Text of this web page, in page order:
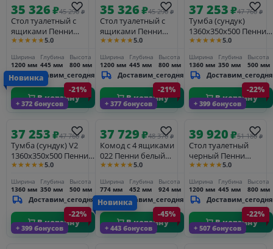
35 326₽45 290 ₽
Стол туалетный с
ящиками Пенни
белый кварц/антик 24
★★★★★5.0
Ширина
1200 мм
Глубина
445 мм
Высота
800 мм
Доставим_сегодня
В корзину
35 326₽45 290 ₽
Стол туалетный с
ящиками Пенни
серый жемчуг/антик
★★★★★5.0
Ширина
1200 мм
Глубина
445 мм
Высота
800 мм
Доставим_сегодня
В корзину
37 253₽47 760 ₽
Тумба (сундук)
1360х350х500 Пенни
изумруд
★★★★★5.0
Ширина
1360 мм
Глубина
350 мм
Высота
500 мм
Доставим_сегодня
В корзину
+ 372 бонусов
Новинка
-21%
37 253₽47 760 ₽
Тумба (сундук) V2
1360х350х500 Пенни
черный сапфир/
★★★★★5.0
Ширина
1360 мм
Глубина
350 мм
Высота
500 мм
Доставим_сегодня
В корзину
+ 377 бонусов
-21%
37 729₽48 370 ₽
Комод с 4 ящиками
022 Пенни белый
кварц/антик 24
★★★★★5.0
Ширина
774 мм
Глубина
452 мм
Высота
924 мм
Доставим_сегодня
В корзину
+ 399 бонусов
-22%
39 920₽51 180 ₽
Стол туалетный
черный Пенни
черный сапфир/
★★★★★5.0
Ширина
1200 мм
Глубина
445 мм
Высота
800 мм
Доставим_сегодня
В корзину
+ 399 бонусов
-22%
+ 443 бонусов
Новинка
-45%
+ 507 бонусов
-22%